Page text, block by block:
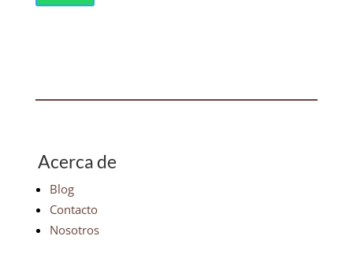
Acerca de
Blog
Contacto
Nosotros